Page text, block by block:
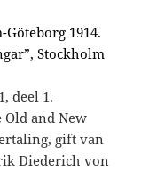
1914.
Stockholm
deel 1.
and New
gift van
Diederich von